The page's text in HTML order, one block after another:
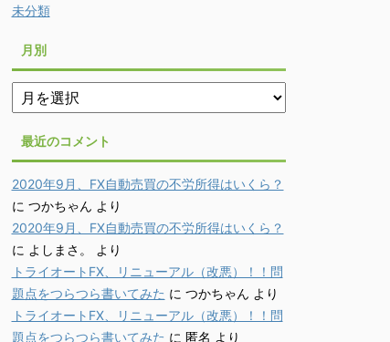
未分類
月別
月
別
最近のコメント
2020年9月、FX自動売買の不労所得はいくら？
に つかちゃん より
2020年9月、FX自動売買の不労所得はいくら？
に よしまさ。
より
トライオートFX、リニューアル（改悪）！！問
題点をつらつら書いてみた に つかちゃん より
トライオートFX、リニューアル（改悪）！！問
題点をつらつら書いてみた に 匿名 より